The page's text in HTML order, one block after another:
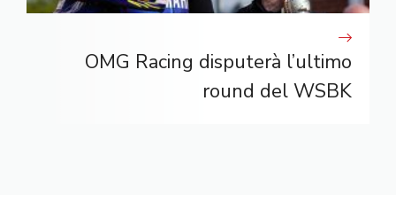
OMG Racing disputerà l’ultimo
round del WSBK